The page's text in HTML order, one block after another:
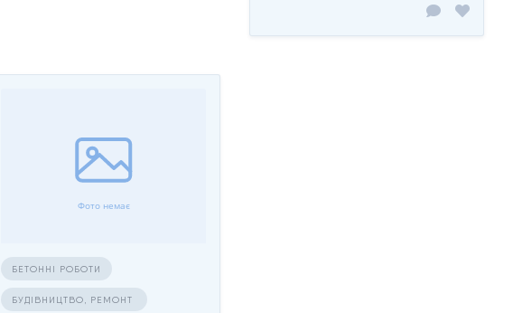
БЕТОННІ РОБОТИ
БУДІВНИЦТВО, РЕМОНТ